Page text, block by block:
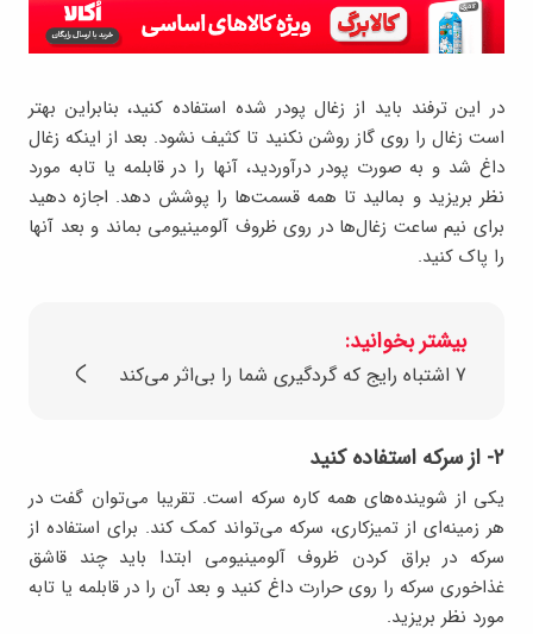
در این ترفند باید از زغال پودر شده استفاده کنید، بنابراین بهتر
است زغال را روی گاز روشن نکنید تا کثیف نشود. بعد از اینکه زغال
داغ شد و به صورت پودر درآوردید، آنها را در قابلمه یا تابه مورد
نظر بریزید و بمالید تا همه قسمت‌ها را پوشش دهد. اجازه دهید
برای نیم ساعت زغال‌ها در روی ظروف آلومینیومی بماند و بعد آنها
را پاک کنید.
بیشتر بخوانید:
7 اشتباه رایج که گردگیری شما را بی‌اثر می‌کند
۲- از سرکه استفاده کنید
یکی از شوینده‌های همه کاره سرکه است. تقریبا می‌توان گفت در
هر زمینه‌ای از تمیزکاری، سرکه می‌تواند کمک کند. برای استفاده از
سرکه در براق کردن ظروف آلومینیومی ابتدا باید چند قاشق
غذاخوری سرکه را روی حرارت داغ کنید و بعد آن را در قابلمه یا تابه
مورد نظر بریزید.